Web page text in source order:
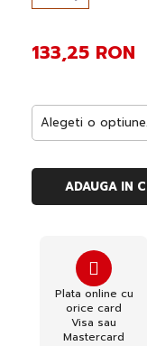
133,25 RON
ADAUGA IN
Plata online cu
orice card
Visa sau
Mastercard